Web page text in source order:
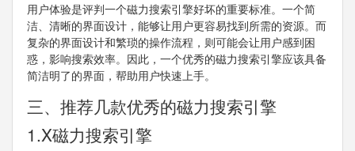
用户体验是评判一个磁力搜索引擎好坏的重要标准。一个简
洁、清晰的界面设计，能够让用户更容易找到所需的资源。而
复杂的界面设计和繁琐的操作流程，则可能会让用户感到困
惑，影响搜索效率。因此，一个优秀的磁力搜索引擎应该具备
简洁明了的界面，帮助用户快速上手。
三、推荐几款优秀的磁力搜索引擎
1.X磁力搜索引擎